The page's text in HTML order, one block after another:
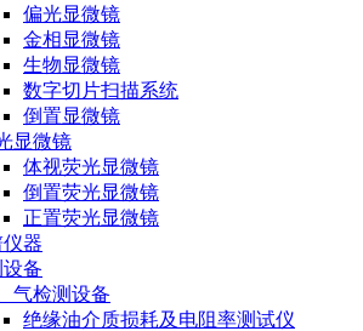
偏光显微镜
金相显微镜
生物显微镜
数字切片扫描系统
倒置显微镜
显微镜
体视荧光显微镜
倒置荧光显微镜
正置荧光显微镜
器
备
气检测设备
绝缘油介质损耗及电阻率测试仪